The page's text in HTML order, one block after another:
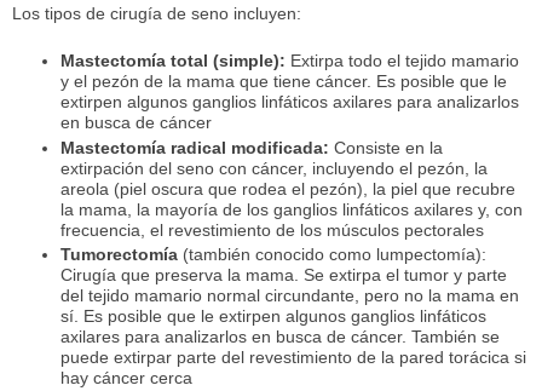
Los tipos de cirugía de seno incluyen:
Mastectomía total (simple): Extirpa todo el tejido mamario
y el pezón de la mama que tiene cáncer. Es posible que le
extirpen algunos ganglios linfáticos axilares para analizarlos
en busca de cáncer
Mastectomía radical modificada: Consiste en la
extirpación del seno con cáncer, incluyendo el pezón, la
areola (piel oscura que rodea el pezón), la piel que recubre
la mama, la mayoría de los ganglios linfáticos axilares y, con
frecuencia, el revestimiento de los músculos pectorales
Tumorectomía(también conocido como lumpectomía):
Cirugía que preserva la mama. Se extirpa el tumor y parte
del tejido mamario normal circundante, pero no la mama en
sí. Es posible que le extirpen algunos ganglios linfáticos
axilares para analizarlos en busca de cáncer. También se
puede extirpar parte del revestimiento de la pared torácica si
hay cáncer cerca